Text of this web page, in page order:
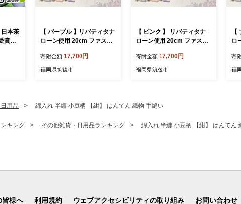
日本茶
賞茶
」
茶
【 パープル 】リバティタナ
ローン使用 20cm ファスナ
同色 2点セット オシャレ デ
ザイン ファッション 収納
寄附金額 17,700円
福岡県筑後市
【 ピンク 】 リバティタナ
ローン使用 20cm ファスナ
同色 2点セット オシャレ デ
ザイン ファッション 収納
寄附金額 17,700円
福岡県筑後市
ロ
同
ザ
寄
福
用品 綿入れ 半纏 小豆柄 【紺】 はんてん 織物 手縫い
キング その他雑貨・日用品ランキング 綿入れ 半纏 小豆柄 【紺】 はんてん
皆様へ 利用規約 ウェブアクセシビリティの取り組み お問い合わせ